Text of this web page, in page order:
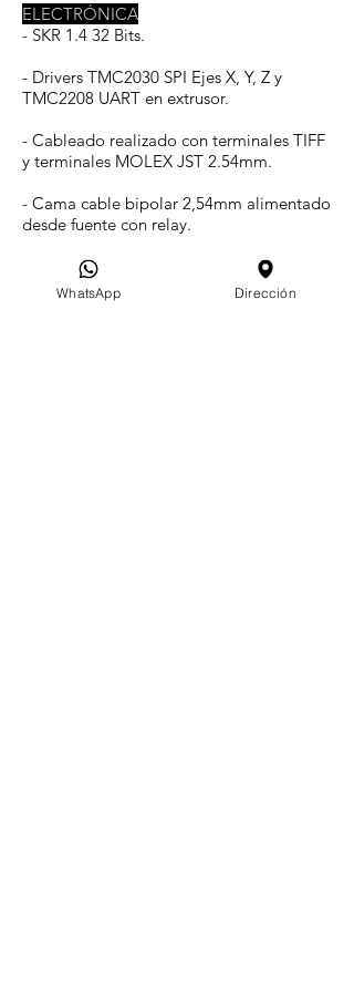
ELECTRÓNICA
- SKR 1.4 32 Bits.
- Drivers TMC2030 SPI Ejes X, Y, Z y
TMC2208 UART en extrusor.
- Cableado realizado con terminales TIFF
y terminales MOLEX JST 2.54mm.
- Cama cable bipolar 2,54mm alimentado
desde fuente con relay.
- Pantalla LCD12864.
- Luz led para iluminar área de impresión.
WhatsApp Dirección